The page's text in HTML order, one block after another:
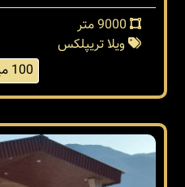
ویلا تریپلکس
100 میلیارد